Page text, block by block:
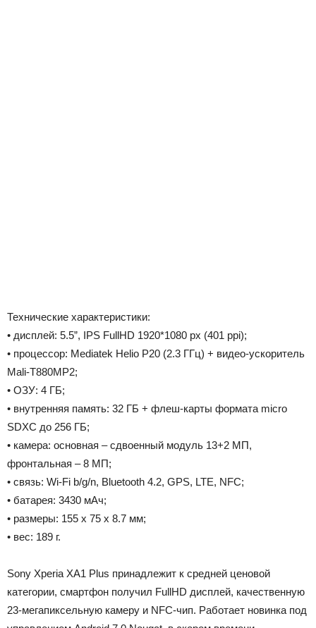
Технические характеристики:
• дисплей: 5.5”, IPS FullHD 1920*1080 px (401 ppi);
• процессор: Mediatek Helio P20 (2.3 ГГц) + видео-ускоритель
Mali-T880MP2;
• ОЗУ: 4 ГБ;
• внутренняя память: 32 ГБ + флеш-карты формата micro
SDXC до 256 ГБ;
• камера: основная – сдвоенный модуль 13+2 МП,
фронтальная – 8 МП;
• связь: Wi-Fi b/g/n, Bluetooth 4.2, GPS, LTE, NFC;
• батарея: 3430 мАч;
• размеры: 155 x 75 x 8.7 мм;
• вес: 189 г.
Sony Xperia XA1 Plus принадлежит к средней ценовой
категории, смартфон получил FullHD дисплей, качественную
23-мегапиксельную камеру и NFC-чип. Работает новинка под